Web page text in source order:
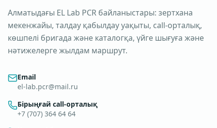
Алматыдағы EL Lab PCR байланыстары: зертхана
мекенжайы, талдау қабылдау уақыты, call-орталық,
көшпелі бригада және каталогқа, үйге шығуға және
нәтижелерге жылдам маршрут.
Email
el-lab.pcr@mail.ru
Бірыңғай call-орталық
+7 (707) 364 64 64